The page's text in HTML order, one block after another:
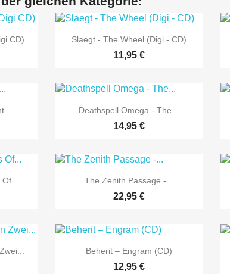
CD)  Vorschau
Slaegt - The Wheel (Digi - CD)
11,95 €
 Vorschau
Deathspell Omega - The...
14,95 €
 Vorschau
The Zenith Passage -...
22,95 €
 Vorschau
Beherit – Engram (CD)
12,95 €